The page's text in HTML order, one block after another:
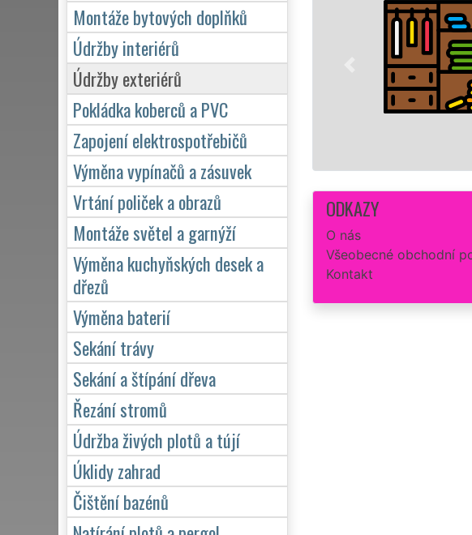
Rychlá a
Máme
od malých
zárukou
Mám
ODKAZY
O nás
Všeobecné obchodní
Kontakt
Montáže bytových doplňků
Údržby interiérů
Údržby exteriérů
Pokládka koberců a PVC
Zapojení elektrospotřebičů
Výměna vypínačů a zásuvek
Vrtání poliček a obrazů
Montáže světel a garnýží
Výměna kuchyňských desek a
dřezů
Výměna baterií
Sekání trávy
Sekání a štípání dřeva
Řezání stromů
Údržba živých plotů a tújí
Úklidy zahrad
Čištění bazénů